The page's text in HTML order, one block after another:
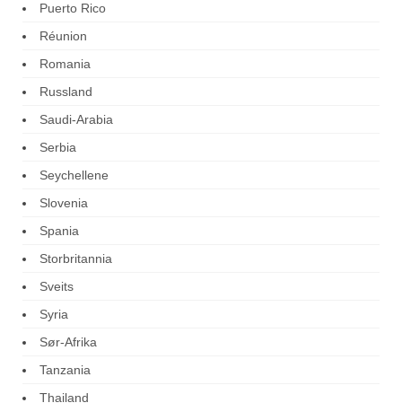
Puerto Rico
Réunion
Romania
Russland
Saudi-Arabia
Serbia
Seychellene
Slovenia
Spania
Storbritannia
Sveits
Syria
Sør-Afrika
Tanzania
Thailand